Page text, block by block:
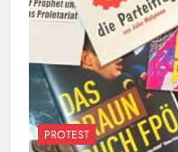
PROTEST